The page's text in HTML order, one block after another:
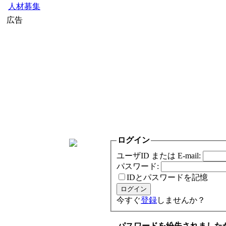
人材募集
広告
ログイン
ユーザID または E-mail:
パスワード:
IDとパスワードを記憶
今すぐ登録しませんか？